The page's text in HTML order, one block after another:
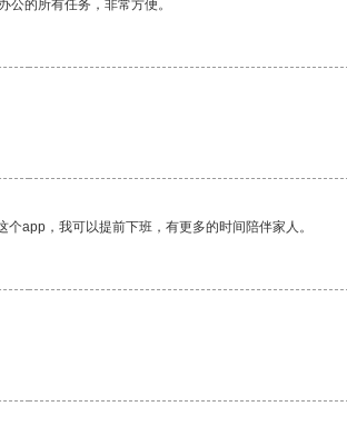
的所有任务，非常方便。
app，我可以提前下班，有更多的时间陪伴家人。